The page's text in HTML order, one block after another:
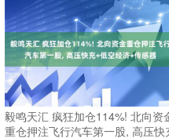
毅鸣天汇 疯狂加仓114%! 北向资
重仓押注飞行汽车第一股, 高压快